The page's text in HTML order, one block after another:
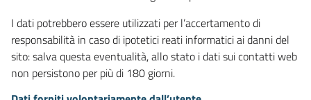
I dati potrebbero essere utilizzati per l’accertamento di
responsabilità in caso di ipotetici reati informatici ai danni del
sito: salva questa eventualità, allo stato i dati sui contatti web
non persistono per più di 180 giorni.